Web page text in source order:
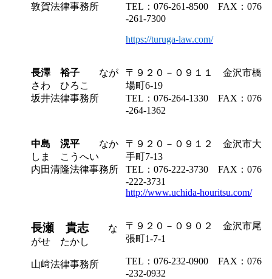
敦賀法律事務所
TEL：076-261-8500 FAX：076
-261-7300
https://turuga-law.com/
長澤 裕子 なが
さわ ひろこ
坂井法律事務所
〒９２０－０９１１ 金沢市橋
場町6-19
TEL：076-264-1330 FAX：076
-264-1362
中島 滉平 なか
しま こうへい
内田清隆法律事務所
〒９２０－０９１２ 金沢市大
手町7-13
TEL：076-222-3730 FAX：076
-222-3731
http://www.uchida-houritsu.com/
長瀬 貴志 な
がせ たかし
山﨑法律事務所
〒９２０－０９０２ 金沢市尾
張町1-7-1
TEL：076-232-0900 FAX：076
-232-0932